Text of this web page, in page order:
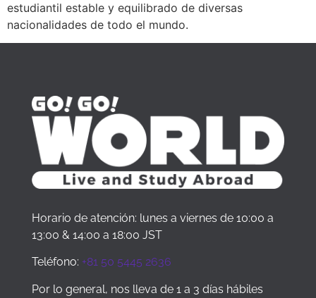
estudiantil estable y equilibrado de diversas
nacionalidades de todo el mundo.
Horario de atención: lunes a viernes de 10:00 a
13:00 & 14:00 a 18:00 JST
Teléfono: +81 50 5445 2636
Por lo general, nos lleva de 1 a 3 días hábiles